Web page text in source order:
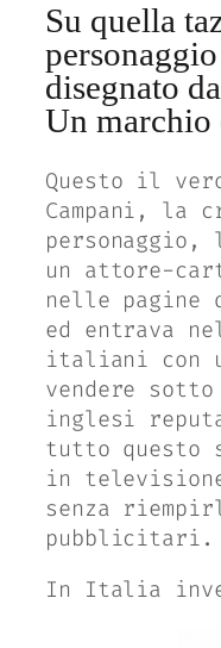
Su quella
disegnato
Un marchio
Questo il
Campani, la
un attore-
nelle pagine
ed entrava
italiani con
vendere
inglesi
tutto questo
in
senza
pubblicitari.
In Italia